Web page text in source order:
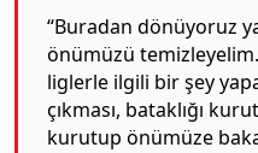
“Buradan dönüyoruz
önümüzü
liglerle ilgili bir şey
çıkması, bataklığı
kurutup önümüze